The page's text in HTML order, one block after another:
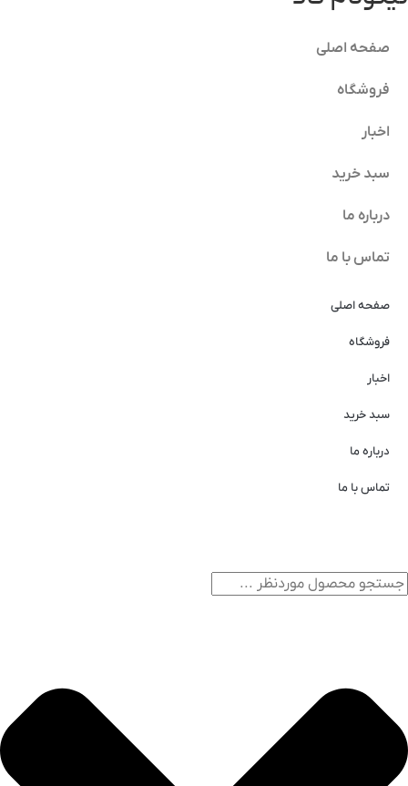
صفحه اصلی
فروشگاه
اخبار
سبد خرید
درباره ما
تماس با ما
صفحه اصلی
فروشگاه
اخبار
سبد خرید
درباره ما
تماس با ما